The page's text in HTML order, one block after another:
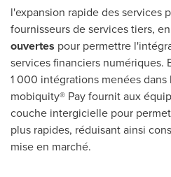
l'expansion rapide des services
fournisseurs de services tiers,
ouvertes pour permettre
services financiers numériques.
1 000 intégrations menées
mobiquity® Pay fournit aux
couche intergicielle pour
plus rapides, réduisant ainsi
mise en marché.